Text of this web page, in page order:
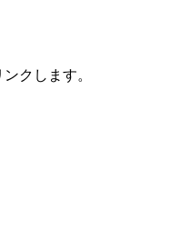
クします。